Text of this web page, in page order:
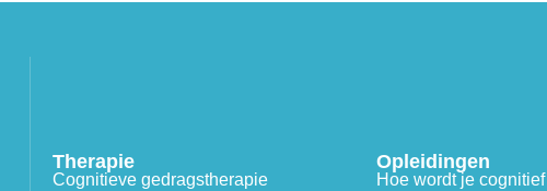
Therapie
Cognitieve gedragstherapie
Opleidingen
Hoe wordt je